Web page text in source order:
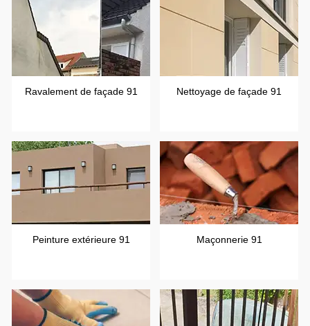
Ravalement de façade 91 Nettoyage de façade 91
Peinture extérieure 91 Maçonnerie 91